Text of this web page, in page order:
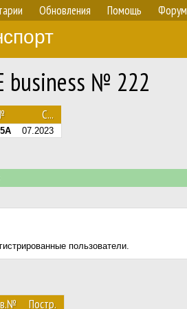
Обновления Помощь Форум
business № 222
С...
07.2023
пользователи.
Постр.